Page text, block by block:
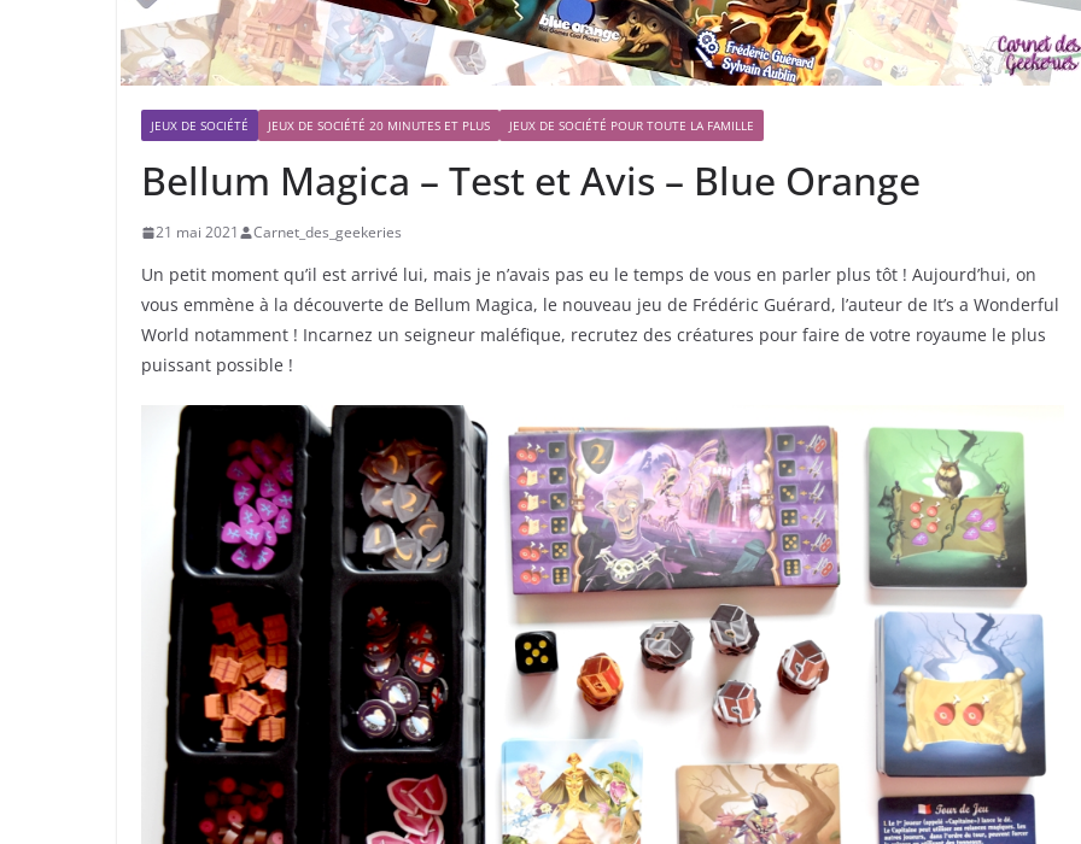
JEUX DE SOCIÉTÉ JEUX DE SOCIÉTÉ 20 MINUTES ET PLUS JEUX DE SOCIÉTÉ POUR TOUTE LA FAMILLE
Bellum Magica – Test et Avis – Blue Orange
21 mai 2021 Carnet_des_geekeries
Un petit moment qu’il est arrivé lui, mais je n’avais pas eu le temps de vous en parler plus tôt ! Aujourd’hui, on
vous emmène à la découverte de Bellum Magica, le nouveau jeu de Frédéric Guérard, l’auteur de It’s a Wonderful
World notamment ! Incarnez un seigneur maléfique, recrutez des créatures pour faire de votre royaume le plus
puissant possible !